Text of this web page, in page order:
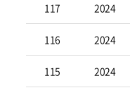
117 2024
116 2024
115 2024